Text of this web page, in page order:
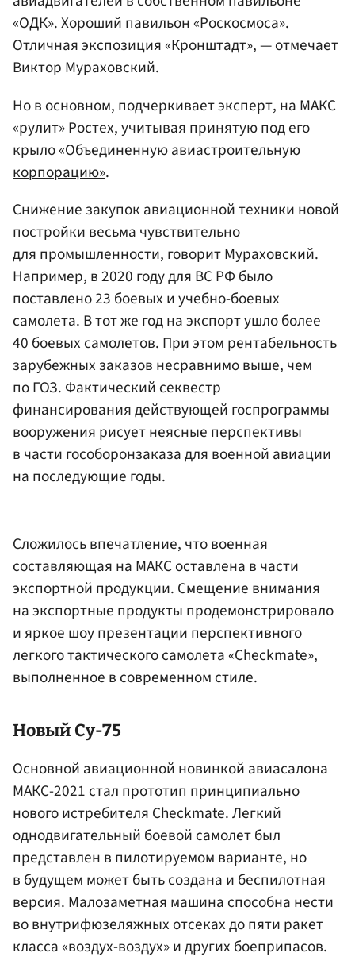
«ОДК». Хороший павильон«Роскосмоса».
Отличная экспозиция «Кронштадт», — отмечает
Виктор Мураховский.
Но в основном, подчеркивает эксперт, на МАКС
«рулит» Ростех, учитывая принятую под его
крыло«Объединенную авиастроительную
корпорацию».
Снижение закупок авиационной техники новой
постройки весьма чувствительно
для промышленности, говорит Мураховский.
Например, в 2020 году для ВС РФ было
поставлено 23 боевых и учебно-боевых
самолета. В тот же год на экспорт ушло более
40 боевых самолетов. При этом рентабельность
зарубежных заказов несравнимо выше, чем
по ГОЗ. Фактический секвестр
финансирования действующей госпрограммы
вооружения рисует неясные перспективы
в части гособоронзаказа для военной авиации
на последующие годы.
Сложилось впечатление, что военная
составляющая на МАКС оставлена в части
экспортной продукции. Смещение внимания
на экспортные продукты продемонстрировало
и яркое шоу презентации перспективного
легкого тактического самолета «Checkmate»,
выполненное в современном стиле.
Новый Су-75
Основной авиационной новинкой авиасалона
МАКС-2021 стал прототип принципиально
нового истребителя Checkmate. Легкий
однодвигательный боевой самолет был
представлен в пилотируемом варианте, но
в будущем может быть создана и беспилотная
версия. Малозаметная машина способна нести
во внутрифюзеляжных отсеках до пяти ракет
класса «воздух-воздух» и других боеприпасов.